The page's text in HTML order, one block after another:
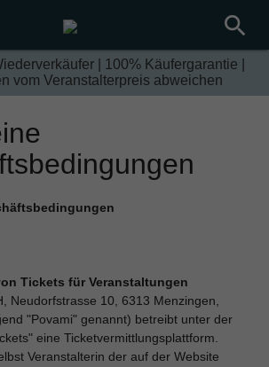
search
| 100% Käufergarantie |
vom Veranstalterpreis abweichen
Tickets für Veranstaltungen
Neudorfstrasse 10, 6313 Menzingen,
"Povami" genannt) betreibt unter der
eine Ticketvermittlungsplattform.
Veranstalterin der auf der Website